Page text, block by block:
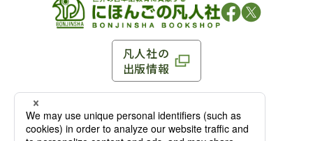
凡人社の
出版情報
〒102-0093 東京都千代田区平河町 1-3-13 8F
TEL：03-3263-3959／FAX：03-3263-3116